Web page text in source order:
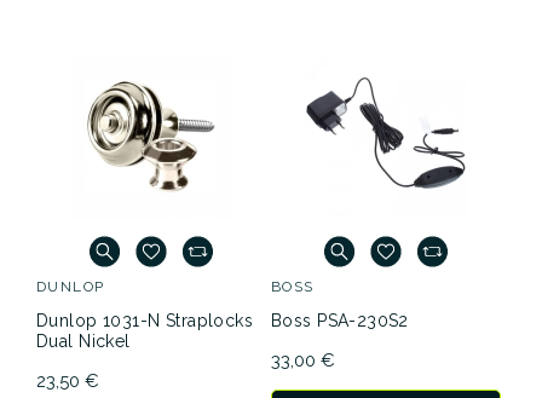
DUNLOP
Dunlop 1031-N Straplocks
Dual Nickel
23,50 €
BOSS
Boss PSA-230S2
33,00 €